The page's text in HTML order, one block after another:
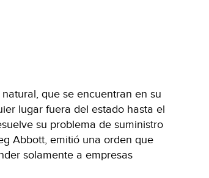
que se encuentran en su
lugar fuera del estado hasta el
su problema de suministro
Abbott, emitió una orden que
solamente a empresas